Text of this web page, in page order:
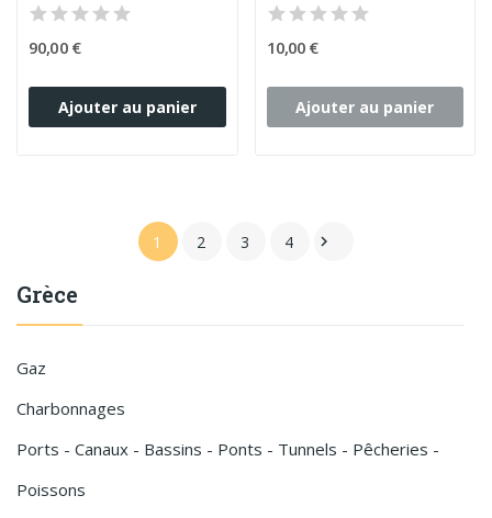
Grèce
Gaz
Charbonnages
Ports - Canaux - Bassins - Ponts - Tunnels - Pêcheries -
Poissons
90,00 €
Ajouter au panier
10,00 €
Ajouter au panier
1 2 3 4 